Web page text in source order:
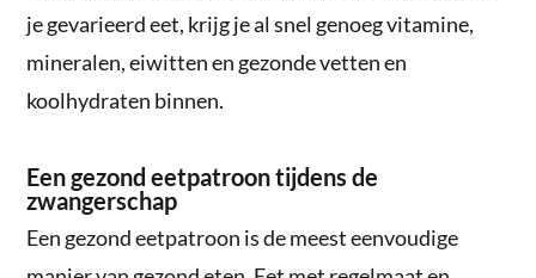
je gevarieerd eet, krijg je al snel genoeg vitamine,
mineralen, eiwitten en gezonde vetten en
koolhydraten binnen.
Een gezond eetpatroon tijdens de
zwangerschap
Een gezond eetpatroon is de meest eenvoudige